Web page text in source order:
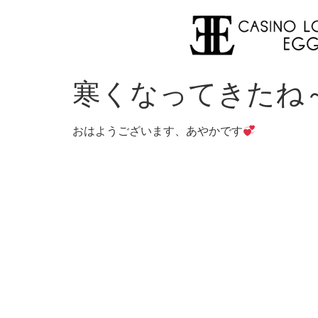
寒くなってきたね
おはようございます、あやかです